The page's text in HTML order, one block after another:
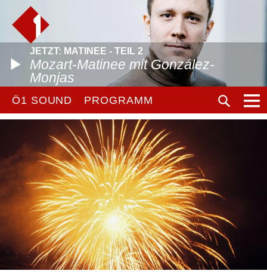
JETZT: MATINEE - TEIL 2
Mozart-Matinee mit González-
Monjas
Ö1 SOUND PROGRAMM